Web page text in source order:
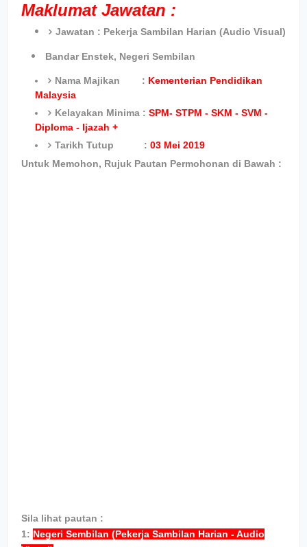
Maklumat Jawatan :
Jawatan : Pekerja Sambilan Harian (Audio Visual)
Bandar Enstek, Negeri Sembilan
Nama Majikan : Kementerian Pendidikan
Malaysia
Kelayakan Minima : SPM- STPM - SKM - SVM -
Diploma - Ijazah +
Tarikh Tutup : 03 Mei 2019
Untuk Memohon, Rujuk Pautan Permohonan di Bawah :
Sila lihat pautan :
1: Negeri Sembilan (Pekerja Sambilan Harian - Audio